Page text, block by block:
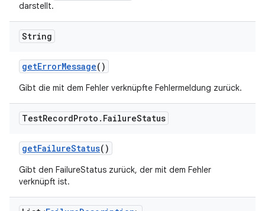
darstellt.
String
getErrorMessage()
Gibt die mit dem Fehler verknüpfte Fehlermeldung zurück.
TestRecordProto . FailureStatus
getFailureStatus()
Gibt den FailureStatus zurück, der mit dem Fehler
verknüpft ist.